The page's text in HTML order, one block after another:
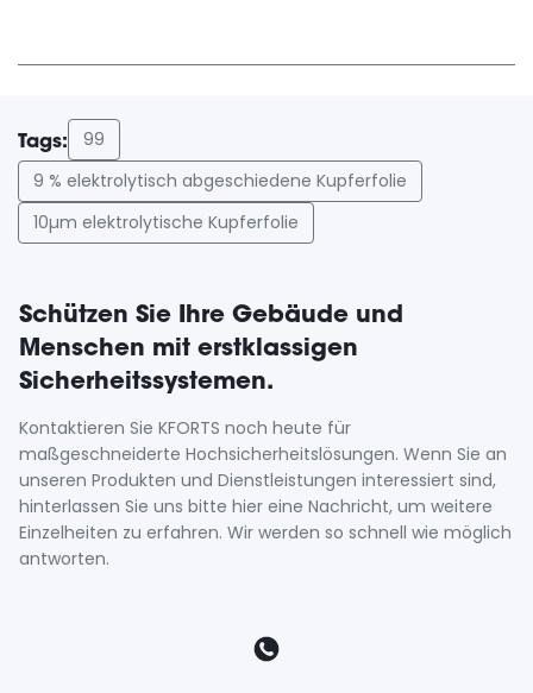
Tags:
99
9 % elektrolytisch abgeschiedene Kupferfolie
10µm elektrolytische Kupferfolie
Schützen Sie Ihre Gebäude und
Menschen mit erstklassigen
Sicherheitssystemen.
Kontaktieren Sie KFORTS noch heute für
maßgeschneiderte Hochsicherheitslösungen. Wenn Sie an
unseren Produkten und Dienstleistungen interessiert sind,
hinterlassen Sie uns bitte hier eine Nachricht, um weitere
Einzelheiten zu erfahren. Wir werden so schnell wie möglich
antworten.